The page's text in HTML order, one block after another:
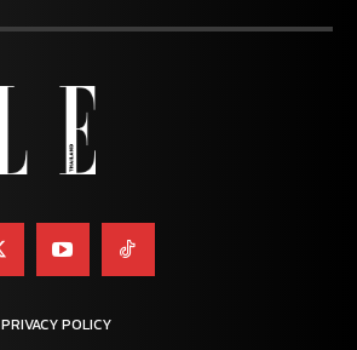
PRIVACY POLICY